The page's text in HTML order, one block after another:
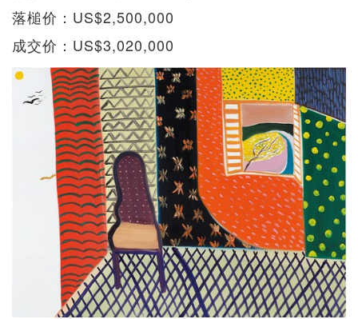
落槌价：US$2,500,000
成交价：US$3,020,000